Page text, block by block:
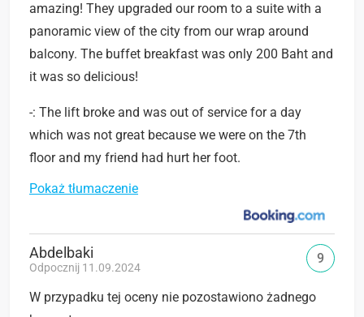
amazing! They upgraded our room to a suite with a
panoramic view of the city from our wrap around
balcony. The buffet breakfast was only 200 Baht and
it was so delicious!
-: The lift broke and was out of service for a day
which was not great because we were on the 7th
floor and my friend had hurt her foot.
Pokaż tłumaczenie
Abdelbaki
Odpocznij 11.09.2024
W przypadku tej oceny nie pozostawiono żadnego
9